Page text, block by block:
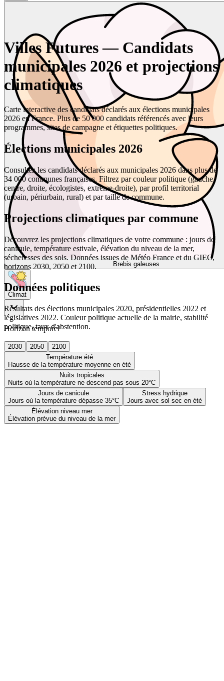
Brebis galeuses
Climat
Horizon temporel
2030 2050
2100
Température été
Hausse de la température moyenne en été
Nuits tropicales
Nuits où la température ne descend pas sous 20°C
Jours de canicule
Jours où la température dépasse 35°C
Stress hydrique
Jours avec sol sec en été
Élévation niveau mer
Élévation prévue du niveau de la mer
Villes Futures — Candidats
municipales 2026 et projections
climatiques
Carte interactive des candidats déclarés aux élections municipales
2026 en France. Plus de 50 000 candidats référencés avec leurs
programmes, sites de campagne et étiquettes politiques.
Élections municipales 2026
Consultez les candidats déclarés aux municipales 2026 dans plus de
34 000 communes françaises. Filtrez par couleur politique (gauche,
centre, droite, écologistes, extrême-droite), par profil territorial
(urbain, périurbain, rural) et par taille de commune.
Projections climatiques par commune
Découvrez les projections climatiques de votre commune : jours de
canicule, température estivale, élévation du niveau de la mer,
sécheresses des sols. Données issues de Météo France et du GIEC,
horizons 2030, 2050 et 2100.
Données politiques
Résultats des élections municipales 2020, présidentielles 2022 et
législatives 2022. Couleur politique actuelle de la mairie, stabilité
politique, taux d'abstention.